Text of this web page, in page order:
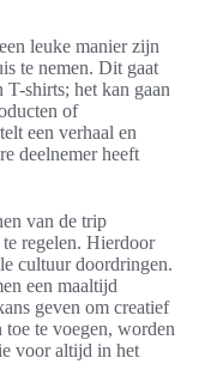
leuke manier zijn
te nemen. Dit gaat
T-shirts; het kan gaan
of
een verhaal en
deelnemer heeft
van de trip
regelen. Hierdoor
cultuur doordringen.
een maaltijd
geven om creatief
toe te voegen, worden
voor altijd in het